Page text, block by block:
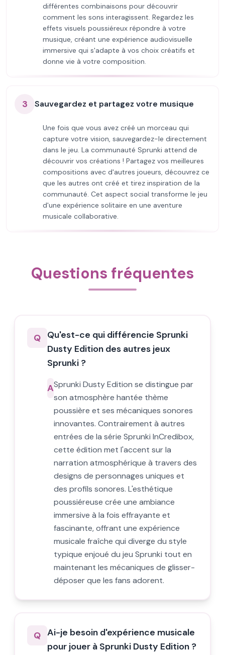
différentes combinaisons pour découvrir
comment les sons interagissent. Regardez les
effets visuels poussiéreux répondre à votre
musique, créant une expérience audiovisuelle
immersive qui s'adapte à vos choix créatifs et
donne vie à votre composition.
3 Sauvegardez et partagez votre musique
Une fois que vous avez créé un morceau qui
capture votre vision, sauvegardez-le directement
dans le jeu. La communauté Sprunki attend de
découvrir vos créations ! Partagez vos meilleures
compositions avec d'autres joueurs, découvrez ce
que les autres ont créé et tirez inspiration de la
communauté. Cet aspect social transforme le jeu
d'une expérience solitaire en une aventure
musicale collaborative.
Questions fréquentes
Q Qu'est-ce qui différencie Sprunki
Dusty Edition des autres jeux
Sprunki ?
ASprunki Dusty Edition se distingue par
son atmosphère hantée thème
poussière et ses mécaniques sonores
innovantes. Contrairement à autres
entrées de la série Sprunki InCredibox,
cette édition met l'accent sur la
narration atmosphérique à travers des
designs de personnages uniques et
des profils sonores. L'esthétique
poussiéreuse crée une ambiance
immersive à la fois effrayante et
fascinante, offrant une expérience
musicale fraîche qui diverge du style
typique enjoué du jeu Sprunki tout en
maintenant les mécaniques de glisser-
déposer que les fans adorent.
Q Ai-je besoin d'expérience musicale
pour jouer à Sprunki Dusty Edition ?